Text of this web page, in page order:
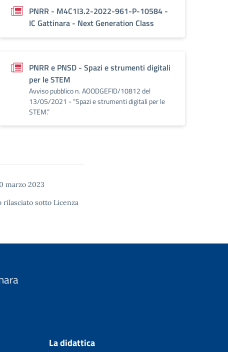
PNRR - M4C1I3.2-2022-961-P-10584 -
IC Gattinara - Next Generation Class
PNRR e PNSD - Spazi e strumenti digitali
per le STEM
Avviso pubblico n. AOODGEFID/10812 del
13/05/2021 - “Spazi e strumenti digitali per le
STEM.”
marzo 2023
rilasciato sotto Licenza
La didattica